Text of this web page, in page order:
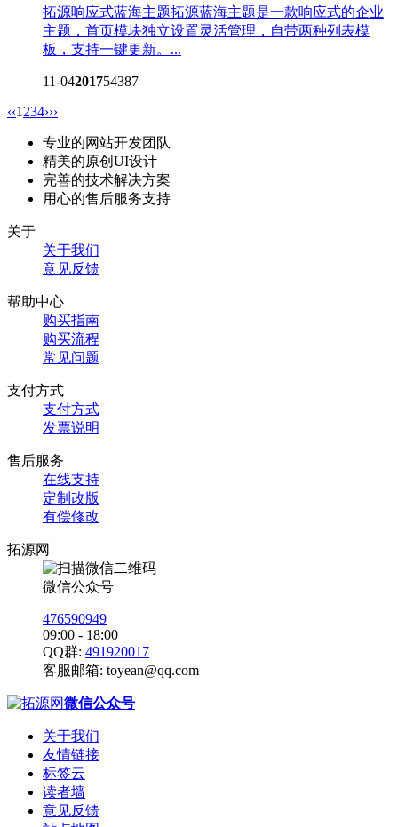
拓源响应式蓝海主题拓源蓝海主题是一款响应式的企业
主题，首页模块独立设置灵活管理，自带两种列表模
板，支持一键更新。...
11-04201754387
‹‹1 234›››
专业的网站开发团队
精美的原创UI设计
完善的技术解决方案
用心的售后服务支持
关于
关于我们
意见反馈
帮助中心
购买指南
购买流程
常见问题
支付方式
支付方式
发票说明
售后服务
在线支持
定制改版
有偿修改
拓源网
微信公众号
476590949
09:00 - 18:00
QQ群: 491920017
客服邮箱: toyean@qq.com
微信公众号
关于我们
友情链接
标签云
读者墙
意见反馈